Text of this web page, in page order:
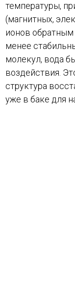
температуры,
(магнитных,
ионов
менее
молекул, вода
воздействия.
структура
уже в баке для